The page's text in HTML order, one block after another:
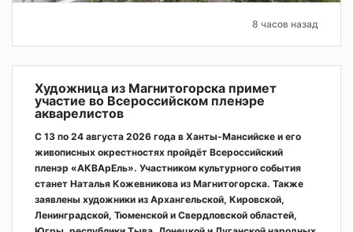
8 часов назад
Художница из Магнитогорска примет
участие во Всероссийском пленэре
акварелистов
С 13 по 24 августа 2026 года в Ханты-Мансийске и его
живописных окрестностях пройдёт Всероссийский
пленэр «АКВАрЕль». Участником культурного события
станет Наталья Кожевникова из Магнитогорска. Также
заявлены художники из Архангельской, Кировской,
Ленинградской, Тюменской и Свердловской областей,